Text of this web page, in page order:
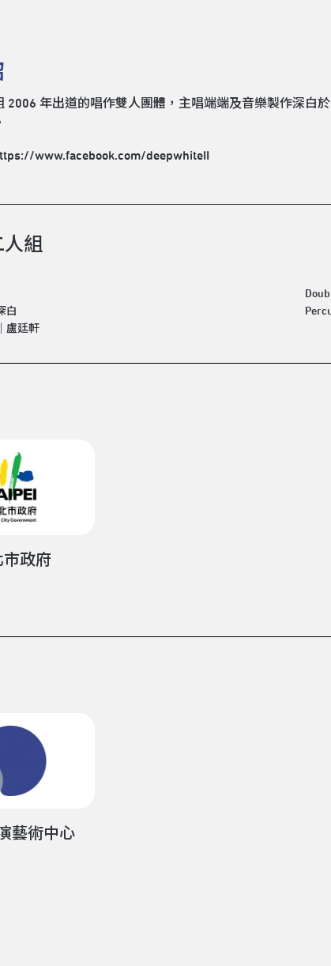
2006 年出道的唱作雙人團體，主唱端端及音樂製作深白
www.facebook.com/deepwhiteII
組
白
盧廷軒
市政府
藝術中心